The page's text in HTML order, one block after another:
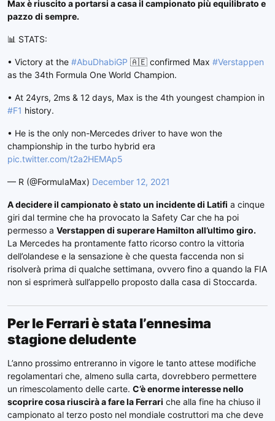
Max è riuscito a portarsi a casa il campionato più equilibrato e
pazzo di sempre.
📊 STATS:
• Victory at the #AbuDhabiGP 🇦🇪 confirmed Max #Verstappen
as the 34th Formula One World Champion.
• At 24yrs, 2ms & 12 days, Max is the 4th youngest champion in
#F1 history.
• He is the only non-Mercedes driver to have won the
championship in the turbo hybrid era
pic.twitter.com/t2a2HEMAp5
— R (@FormuIaMax) December 12, 2021
A decidere il campionato è stato un incidente di Latifi a cinque
giri dal termine che ha provocato la Safety Car che ha poi
permesso a Verstappen di superare Hamilton all’ultimo giro.
La Mercedes ha prontamente fatto ricorso contro la vittoria
dell’olandese e la sensazione è che questa faccenda non si
risolverà prima di qualche settimana, ovvero fino a quando la FIA
non si esprimerà sull’appello proposto dalla casa di Stoccarda.
Per le Ferrari è stata l’ennesima
stagione deludente
L’anno prossimo entreranno in vigore le tanto attese modifiche
regolamentari che, almeno sulla carta, dovrebbero permettere
un rimescolamento delle carte. C’è enorme interesse nello
scoprire cosa riuscirà a fare la Ferrari che alla fine ha chiuso il
campionato al terzo posto nel mondiale costruttori ma che deve